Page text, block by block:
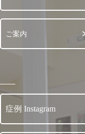
ご案内
症例 Instagram